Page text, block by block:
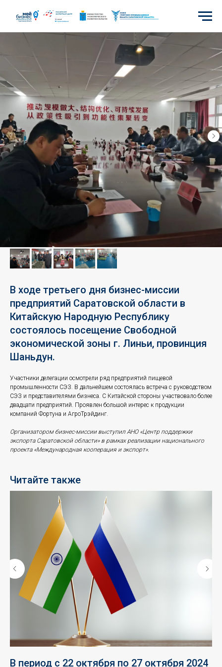
В ходе третьего дня бизнес-миссии
предприятий Саратовской области в
Китайскую Народную Республику
состоялось посещение Свободной
экономической зоны г. Линьи, провинция
Шаньдун.
Участники делегации осмотрели ряд предприятий пищевой
промышленности СЭЗ. В дальнейшем состоялась встреча с руководством
СЭЗ и представителями бизнеса. С Китайской стороны участвовало более
двадцати предприятий. Проявлен большой интерес к продукции
компаний Фортуна и АгроТрэйдинг.
Организатором бизнес-миссии выступил АНО «Центр поддержки
экспорта Саратовской области» в рамках реализации национального
проекта «Международная кооперация и экспорт».
Читайте также
В период с 22 октября по 27 октября 2024